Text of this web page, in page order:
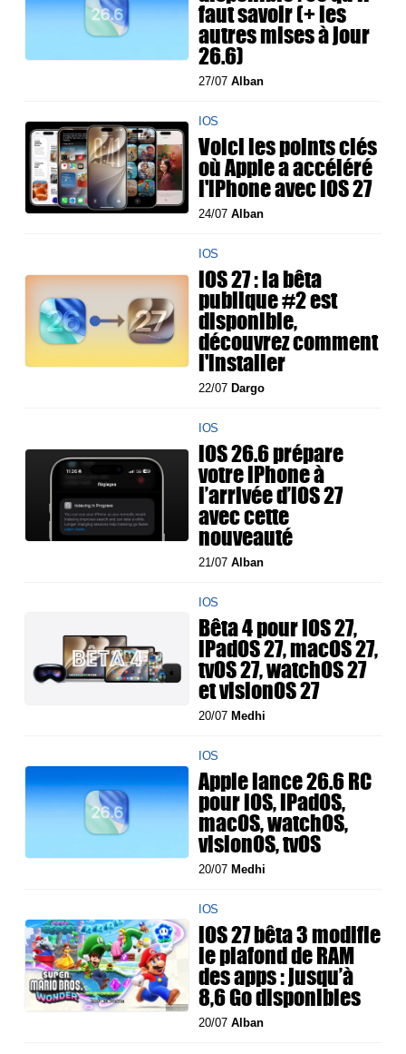
faut savoir (+ les
autres mises à jour
26.6)
27/07Alban
IOS
Voici les points clés
où Apple a accéléré
l'iPhone avec iOS 27
24/07Alban
IOS
iOS 27 : la bêta
publique #2 est
disponible,
découvrez comment
l'installer
22/07 Dargo
IOS
iOS 26.6 prépare
votre iPhone à
l’arrivée d’iOS 27
avec cette
nouveauté
21/07Alban
IOS
Bêta 4 pour iOS 27,
iPadOS 27, macOS 27,
tvOS 27, watchOS 27
et visionOS 27
20/07 Medhi
IOS
Apple lance 26.6 RC
pour iOS, iPadOS,
macOS, watchOS,
visionOS, tvOS
20/07 Medhi
IOS
iOS 27 bêta 3 modifie
le plafond de RAM
des apps : jusqu’à
8,6 Go disponibles
20/07Alban